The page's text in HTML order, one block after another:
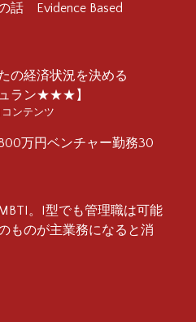
話 Evidence Based
の経済状況を決める
ラン★★★】
ンテンツ
万円ベンチャー勤務30
。I型でも管理職は可能
ものが主業務になると消